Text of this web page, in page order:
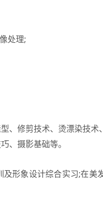
处理;
修剪技术、烫漂染技术
、摄影基础等。
象设计综合实习;在美